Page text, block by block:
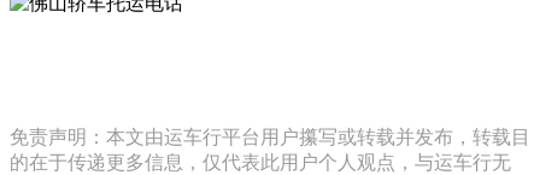
免责声明：本文由运车行平台用户攥写或转载并发布，转载目
的在于传递更多信息，仅代表此用户个人观点，与运车行无